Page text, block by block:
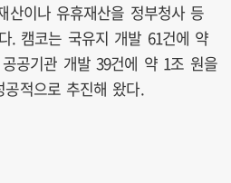
산이나 유휴재산을 정부청사 등
. 캠코는 국유지 개발 61건에 약
공기관 개발 39건에 약 1조 원을
적으로 추진해 왔다.